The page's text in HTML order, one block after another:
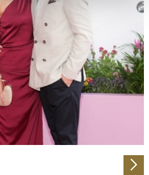
wie Ihre persönlichen Daten
und legen Sie Ihre Präferenzen im
fest.
um Inhalte und Anzeigen zu
für soziale Medien anbieten
auf unsere Website zu
geben wir Informationen zu Ihrer
Website an unsere Partner für
und Analysen weiter. Unsere
Informationen möglicherweise mit
die Sie ihnen bereitgestellt